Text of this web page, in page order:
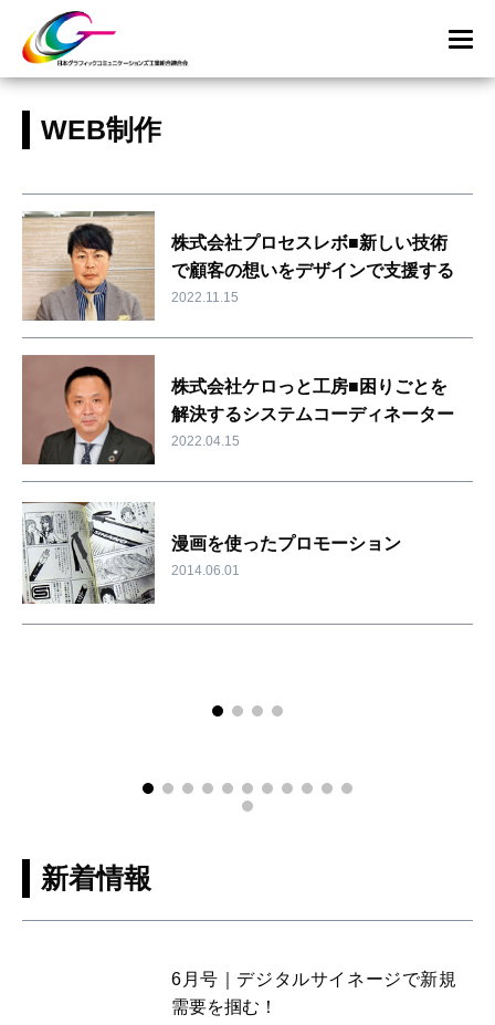
WEB制作
株式会社プロセスレボ■新しい技術
で顧客の想いをデザインで支援する
2022.11.15
株式会社ケロっと工房■困りごとを
解決するシステムコーディネーター
2022.04.15
漫画を使ったプロモーション
2014.06.01
新着情報
6月号｜デジタルサイネージで新規
需要を掴む！